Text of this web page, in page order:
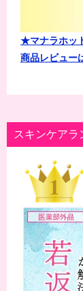
★マナラホッ
商品レビュー
スキンケアラ